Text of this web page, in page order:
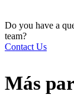
Do you have a
team?
Contact Us
Más